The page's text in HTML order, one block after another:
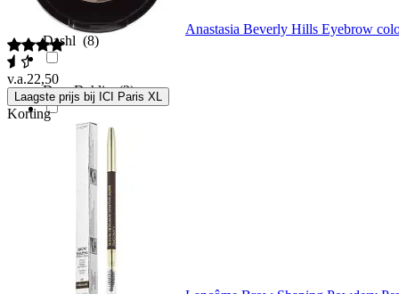
Dashl (8)
Dear Dahlia(2)
Deborah (1)
Depend(53)
Depend Cosmetic
Dermacol (2)
Anastasia Beverly Hills Eyebrow
v.a.22,50
Laagste prijs bij ICI Paris XL
Korting